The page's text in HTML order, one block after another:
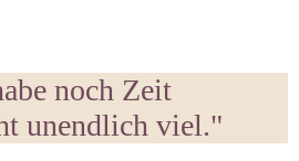
noch Zeit
unendlich viel."